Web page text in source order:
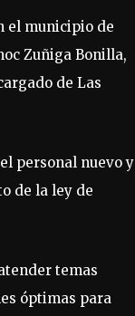
el municipio de
Zuñiga Bonilla,
de Las
personal nuevo y
de la ley de
temas
óptimas para